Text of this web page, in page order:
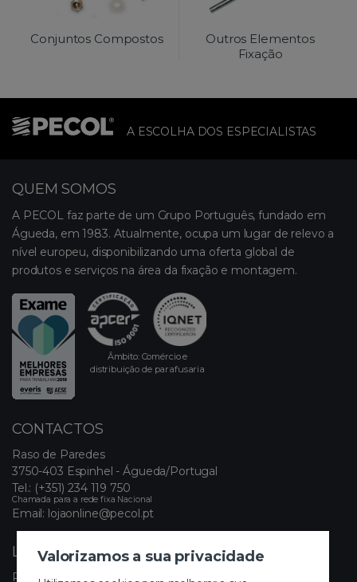
Valorizamos a sua privacidade
Conjuntos Compostos
Outros Elementos
Fixação
A ESCOLHA DOS ESPECIALISTAS
QUEM SOMOS
A PECOL faz parte de um Grupo Português, fundado em
Águeda, em 1983. Atualmente, ocupa um lugar de relevo a
nível europeu, disponibilizando uma oferta global de
produtos e serviços na área da fixação e montagem.
Âmbito: Comércio e
distribuição de parafusaria
CONTACTOS
Raso de Paredes
3750-403 Espinhel - Águeda/Portugal
Tel.: (+351) 234 119 750
Chamada para a rede fixa Nacional
Email: lojaonline@pecol.pt
LINKS ÚTEIS
Política de Privacidade